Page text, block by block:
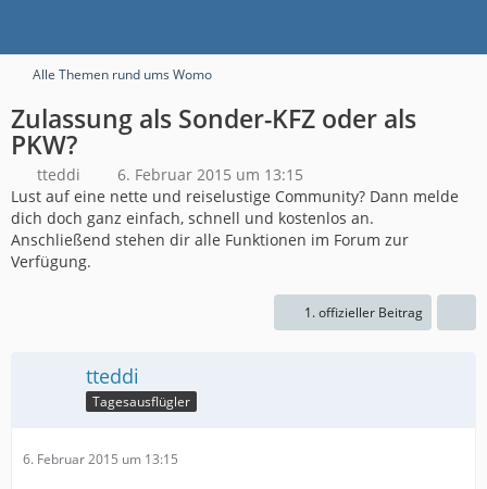
Alle Themen rund ums Womo
Zulassung als Sonder-KFZ oder als
PKW?
tteddi
6. Februar 2015 um 13:15
Lust auf eine nette und reiselustige Community? Dann melde
dich doch ganz einfach, schnell und kostenlos an.
Anschließend stehen dir alle Funktionen im Forum zur
Verfügung.
1. offizieller Beitrag
tteddi
Tagesausflügler
6. Februar 2015 um 13:15